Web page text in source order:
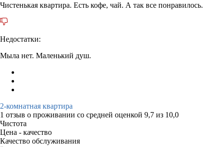
Чистенькая квартира. Есть кофе, чай. А так все понравилось.
Недостатки:
Мыла нет. Маленький душ.
2-комнатная квартира
1 отзыв о проживании со средней оценкой 9,7 из 10,0
Чистота
Цена - качество
Качество обслуживания